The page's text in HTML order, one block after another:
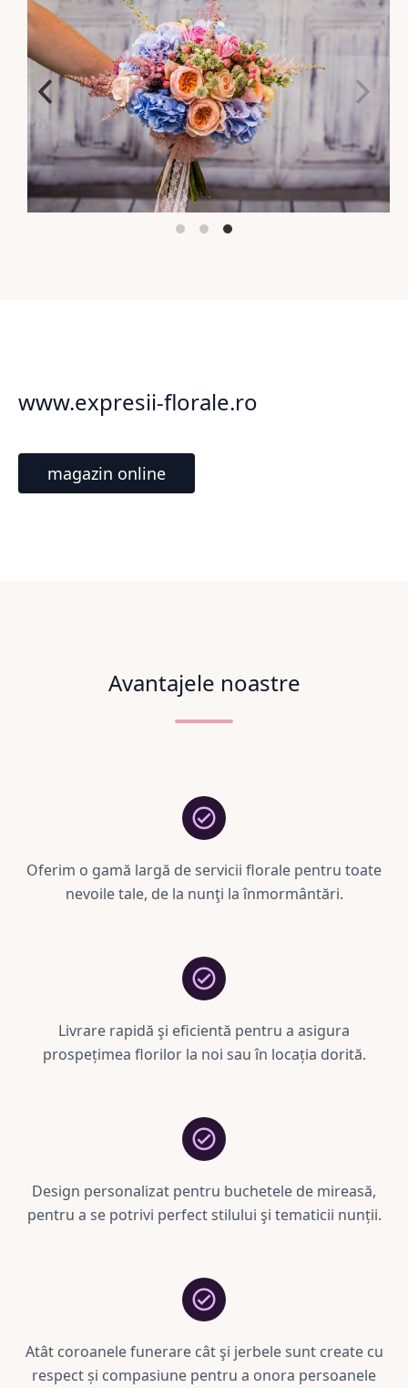
www.expresii-florale.ro
magazin online
Avantajele noastre
Oferim o gamă largă de servicii florale pentru toate
nevoile tale, de la nunţi la înmormântări.
Livrare rapidă şi eficientă pentru a asigura
prospețimea florilor la noi sau în locația dorită.
Design personalizat pentru buchetele de mireasă,
pentru a se potrivi perfect stilului şi tematicii nunții.
Atât coroanele funerare cât şi jerbele sunt create cu
respect și compasiune pentru a onora persoanele